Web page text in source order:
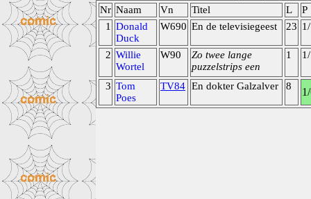
Nr Naam Vn Titel L
P
1
Donald
Duck
W690 En de televisiegeest 23
2 Willie
Wortel
W90
Zo twee lange
puzzelstrips een
1
3 Tom
Poes
TV84 En dokter Galzalver 8